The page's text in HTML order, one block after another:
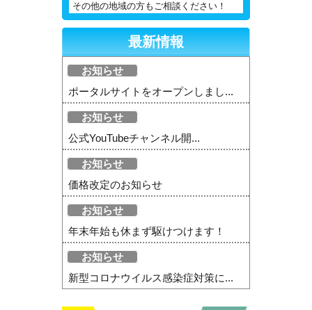
その他の地域の方もご相談ください！
最新情報
お知らせ
ポータルサイトをオープンしまし...
お知らせ
公式YouTubeチャンネル開...
お知らせ
価格改定のお知らせ
お知らせ
年末年始も休まず駆けつけます！
お知らせ
新型コロナウイルス感染症対策に...